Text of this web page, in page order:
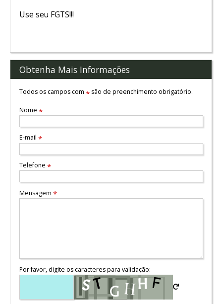
Use seu FGTS!!!
Obtenha Mais Informações
Todos os campos com *são de preenchimento obrigatório.
Nome *
E-mail *
Telefone *
Mensagem *
Por favor, digite os caracteres para validação: